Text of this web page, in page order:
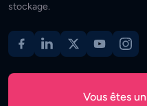
stockage.
Vous êtes